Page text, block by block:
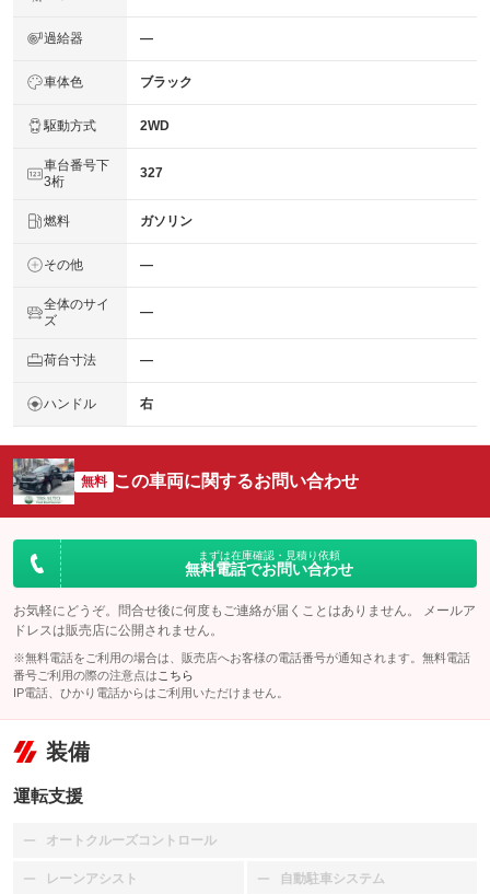
過給器 ―
車体色 ブラック
駆動方式 2WD
車台番号下
3桁
327
燃料 ガソリン
その他 ―
全体のサイ
ズ
―
荷台寸法 ―
ハンドル 右
無料 この車両に関するお問い合わせ
まずは在庫確認・見積り依頼
無料電話でお問い合わせ
お気軽にどうぞ。問合せ後に何度もご連絡が届くことはありません。 メールア
ドレスは販売店に公開されません。
※無料電話をご利用の場合は、販売店へお客様の電話番号が通知されます。無料電話
番号ご利用の際の注意点は こちら
IP電話、ひかり電話からはご利用いただけません。
装備
運転支援
オートクルーズコントロール
：装備なし
レーンアシスト
：装備なし 自動駐車システム
：装備なし